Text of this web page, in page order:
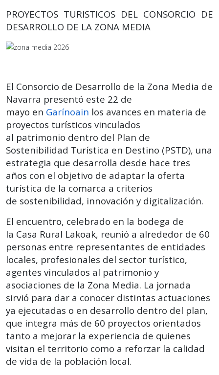
PROYECTOS TURISTICOS DEL CONSORCIO DE
DESARROLLO DE LA ZONA MEDIA
El Consorcio de Desarrollo de la Zona Media de
Navarra presentó este 22 de
mayo en Garínoain los avances en materia de
proyectos turísticos vinculados
al patrimonio dentro del Plan de
Sostenibilidad Turística en Destino (PSTD), una
estrategia que desarrolla desde hace tres
años con el objetivo de adaptar la oferta
turística de la comarca a criterios
de sostenibilidad, innovación y digitalización.
El encuentro, celebrado en la bodega de
la Casa Rural Lakoak, reunió a alrededor de 60
personas entre representantes de entidades
locales, profesionales del sector turístico,
agentes vinculados al patrimonio y
asociaciones de la Zona Media. La jornada
sirvió para dar a conocer distintas actuaciones
ya ejecutadas o en desarrollo dentro del plan,
que integra más de 60 proyectos orientados
tanto a mejorar la experiencia de quienes
visitan el territorio como a reforzar la calidad
de vida de la población local.